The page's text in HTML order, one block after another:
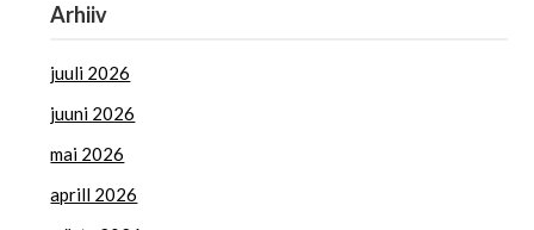
Arhiiv
juuli 2026
juuni 2026
mai 2026
aprill 2026